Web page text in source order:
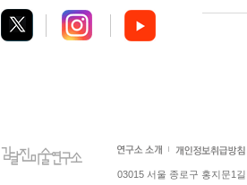
03015 서울 종로구 홍지문1